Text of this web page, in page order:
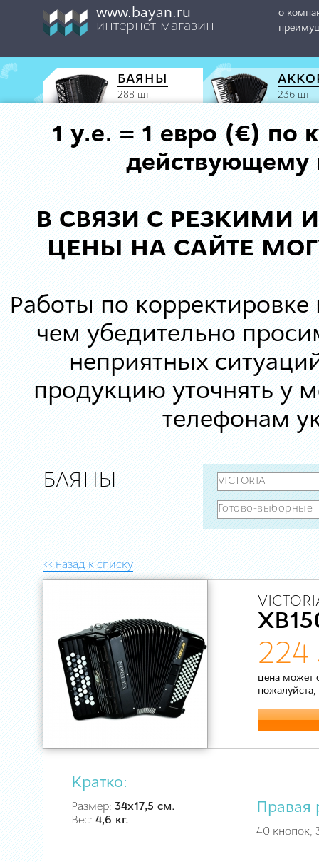
www.bayan.ru
интернет-магазин
о
БАЯНЫ
288 шт. 236 шт.
1 у.е. = 1 евро (€) по
действующему
В СВЯЗИ С РЕЗКИМИ
ЦЕНЫ НА САЙТЕ
Работы по корректировке
чем убедительно
неприятных
продукцию уточнять у
телефонам
БАЯНЫ
<< назад к списку
224
цена может
пожалуйста,
Кратко:
Размер: 34х17,5 см.
Вес: 4,6 кг.
Правая
40 кнопок,